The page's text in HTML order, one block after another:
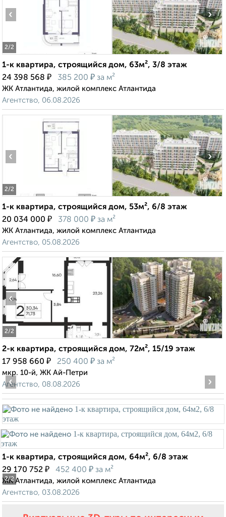
2/2
‹ ›
1-к квартира, строящийся дом, 63м², 3/8 этаж
24 398 568 ₽ 385 200 ₽ за м²
ЖК Атлантида, жилой комплекс Атлантида
Агентство, 06.08.2026
2/2
‹ ›
1-к квартира, строящийся дом, 53м², 6/8 этаж
20 034 000 ₽ 378 000 ₽ за м²
ЖК Атлантида, жилой комплекс Атлантида
Агентство, 05.08.2026
2/2
‹ ›
2-к квартира, строящийся дом, 72м², 15/19 этаж
17 958 660 ₽ 250 400 ₽ за м²
мкр. 10-й, ЖК Ай-Петри
Агентство, 08.08.2026
2/2
‹ ›
1-к квартира, строящийся дом, 64м², 6/8 этаж
29 170 752 ₽ 452 400 ₽ за м²
ЖК Атлантида, жилой комплекс Атлантида
Агентство, 03.08.2026